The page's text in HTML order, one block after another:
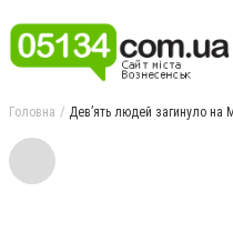
Головна Дев’ять людей загинуло на